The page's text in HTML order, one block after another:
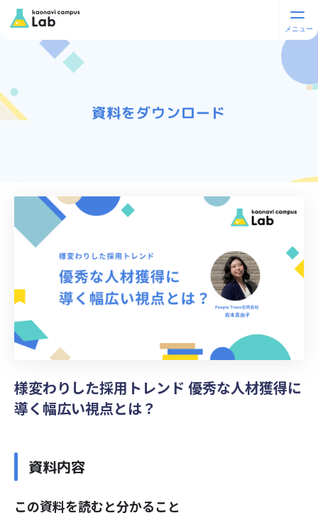
資料をダウンロード
様変わりした採用トレンド 優秀な人材獲得に
導く幅広い視点とは？
資料内容
この資料を読むと分かること